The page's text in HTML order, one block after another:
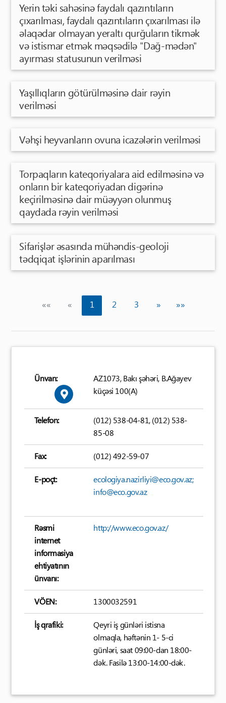
Yerin təki sahəsinə faydalı qazıntıların
çıxarılması, faydalı qazıntıların çıxarılması ilə
əlaqədar olmayan yeraltı qurğuların tikmək
və istismar etmək məqsədilə "Dağ-mədən"
ayırması statusunun verilməsi
Yaşıllıqların götürülməsinə dair rəyin
verilməsi
Vəhşi heyvanların ovuna icazələrin verilməsi
Torpaqların kateqoriyalara aid edilməsinə və
onların bir kateqoriyadan digərinə
keçirilməsinə dair müəyyən olunmuş
qaydada rəyin verilməsi
Sifarişlər əsasında mühəndis-geoloji
tədqiqat işlərinin aparılması
«« « 1 (current)
2 3 » »»
Ünvan:
AZ1073, Bakı şəhəri, B.Ağayev
küçəsi 100(A)
Telefon:
(012) 538-04-81, (012) 538-
85-08
Fax: (012) 492-59-07
E-poçt:
ecologiya.nazirliyi@eco.gov.az;
info@eco.gov.az
Rəsmi
internet
informasiya
ehtiyatının
ünvanı:
http://www.eco.gov.az/
VÖEN: 1300032591
İş qrafiki:
Qeyri iş günləri istisna
olmaqla, həftənin 1- 5-ci
günləri, saat 09:00-dan 18:00-
dək. Fasilə 13:00-14:00-dək.